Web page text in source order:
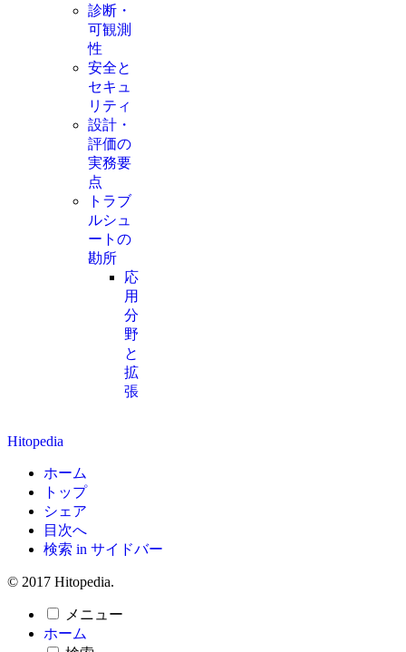
診断・
可観測
性
安全と
セキュ
リティ
設計・
評価の
実務要
点
トラブ
ルシュ
ートの
勘所
応
用
分
野
と
拡
張
Hitopedia
ホーム
トップ
シェア
目次へ
検索 in サイドバー
© 2017 Hitopedia.
メニュー
ホーム